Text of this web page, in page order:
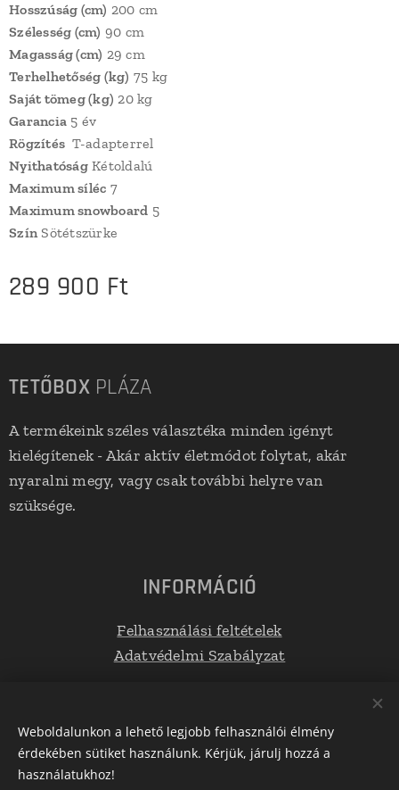
Hosszúság (cm) 200 cm
Szélesség (cm) 90 cm
Magasság (cm) 29 cm
Terhelhetőség (kg) 75 kg
Saját tömeg (kg) 20 kg
Garancia 5 év
Rögzítés T-adapterrel
NyithatóságKétoldalú
Maximum síléc 7
Maximum snowboard 5
SzínSötétszürke
289 900 Ft
TETŐBOX PLÁZA
A termékeink széles választéka minden igényt
kielégítenek - Akár aktív életmódot folytat, akár
nyaralni megy, vagy csak további helyre van
szüksége.
INFORMÁCIÓ
Felhasználási feltételek
Adatvédelmi Szabályzat
Elérhetőségek
Weboldalunkon a lehető legjobb felhasználói élmény
érdekében sütiket használunk. Kérjük, járulj hozzá a
használatukhoz!